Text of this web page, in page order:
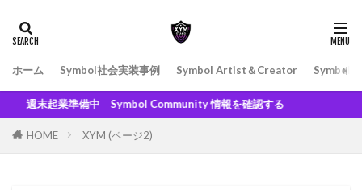
ホーム Symbol社会実装事例 Symbol Artist＆Creator Symbol(
週末起業準備中 Symbol Community 情報を確認する
HOME XYM (ページ2)